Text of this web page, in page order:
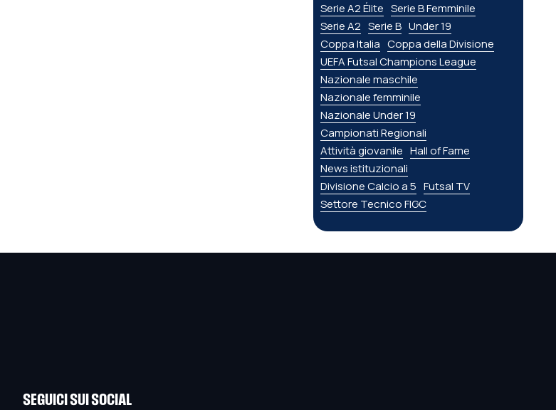
Serie A2 Élite Serie B Femminile
Serie A2 Serie B Under 19
Coppa Italia Coppa della Divisione
UEFA Futsal Champions League
Nazionale maschile
Nazionale femminile
Nazionale Under 19
Campionati Regionali
Attività giovanile Hall of Fame
News istituzionali
Divisione Calcio a 5 Futsal TV
Settore Tecnico FIGC
SEGUICI SUI SOCIAL